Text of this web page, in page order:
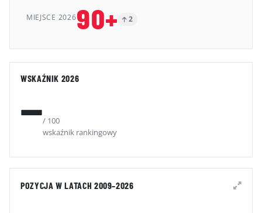
MIEJSCE 202690+ 2
WSKAŹNIK 2026
—/ 100
wskaźnik rankingowy
POZYCJA W LATACH 2009–2026